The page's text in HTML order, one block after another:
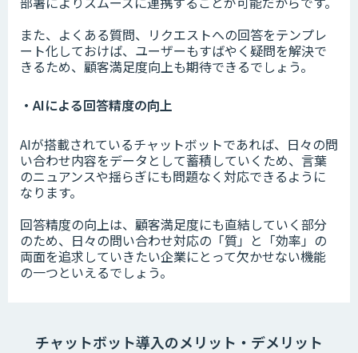
また、よくある質問、リクエストへの回答をテンプレ
ート化しておけば、ユーザーもすばやく疑問を解決で
きるため、顧客満足度向上も期待できるでしょう。
・AIによる回答精度の向上
AIが搭載されているチャットボットであれば、日々の問
い合わせ内容をデータとして蓄積していくため、言葉
のニュアンスや揺らぎにも問題なく対応できるように
なります。
回答精度の向上は、顧客満足度にも直結していく部分
のため、日々の問い合わせ対応の「質」と「効率」の
両面を追求していきたい企業にとって欠かせない機能
の一つといえるでしょう。
チャットボット導入のメリット・デメリット